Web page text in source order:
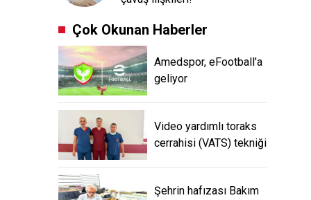
Çok Okunan Haberler
Amedspor, eFootball'a
geliyor
Video yardımlı toraks
cerrahisi (VATS) tekniği
Şehrin hafızası Bakım